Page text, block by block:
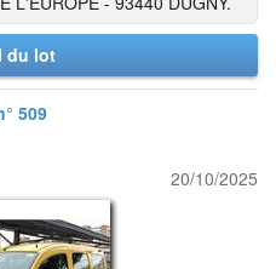
du lot
509
20/10/2025